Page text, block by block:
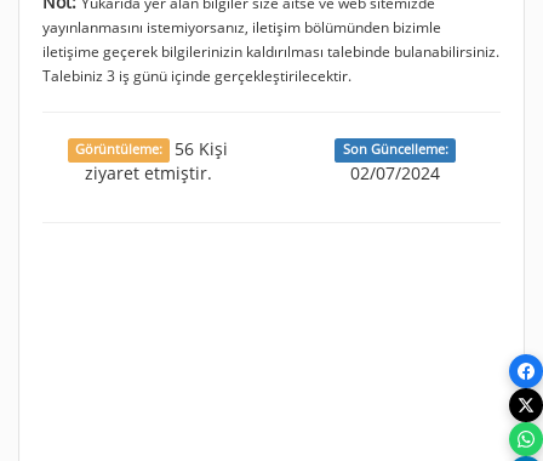
yayınlanmasını istemiyorsanız, iletişim bölümünden bizimle
iletişime geçerek bilgilerinizin kaldırılması talebinde bulanabilirsiniz.
Talebiniz 3 iş günü içinde gerçekleştirilecektir.
Görüntüleme:
56 Kişi
ziyaret etmiştir.
Son Güncelleme:
02/07/2024